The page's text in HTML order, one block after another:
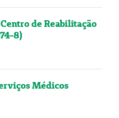
de Reabilitação
8)
Médicos